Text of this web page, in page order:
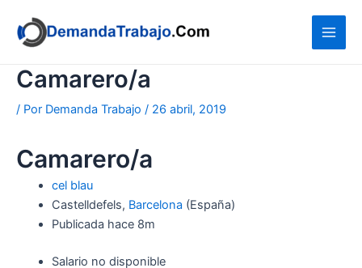
contenido
Camarero/a
/ Por Demanda Trabajo / 26 abril, 2019
Camarero/a
cel blau
Castelldefels, Barcelona (España)
Publicada hace 8m
Salario no disponible